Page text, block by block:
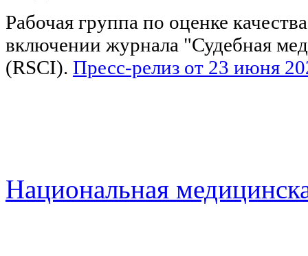
Рабочая группа по оценке
включении журнала "Судебная
(RSCI). Пресс-релиз от 23 июня
Национальная